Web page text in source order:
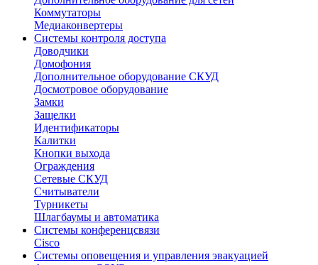
Коммутаторы
Медиаконвертеры
Системы контроля доступа
Доводчики
Домофония
Дополнительное оборудование СКУД
Досмотровое оборудование
Замки
Защелки
Идентификаторы
Калитки
Кнопки выхода
Ограждения
Сетевые СКУД
Считыватели
Турникеты
Шлагбаумы и автоматика
Системы конференцсвязи
Cisco
Системы оповещения и управления эвакуацией